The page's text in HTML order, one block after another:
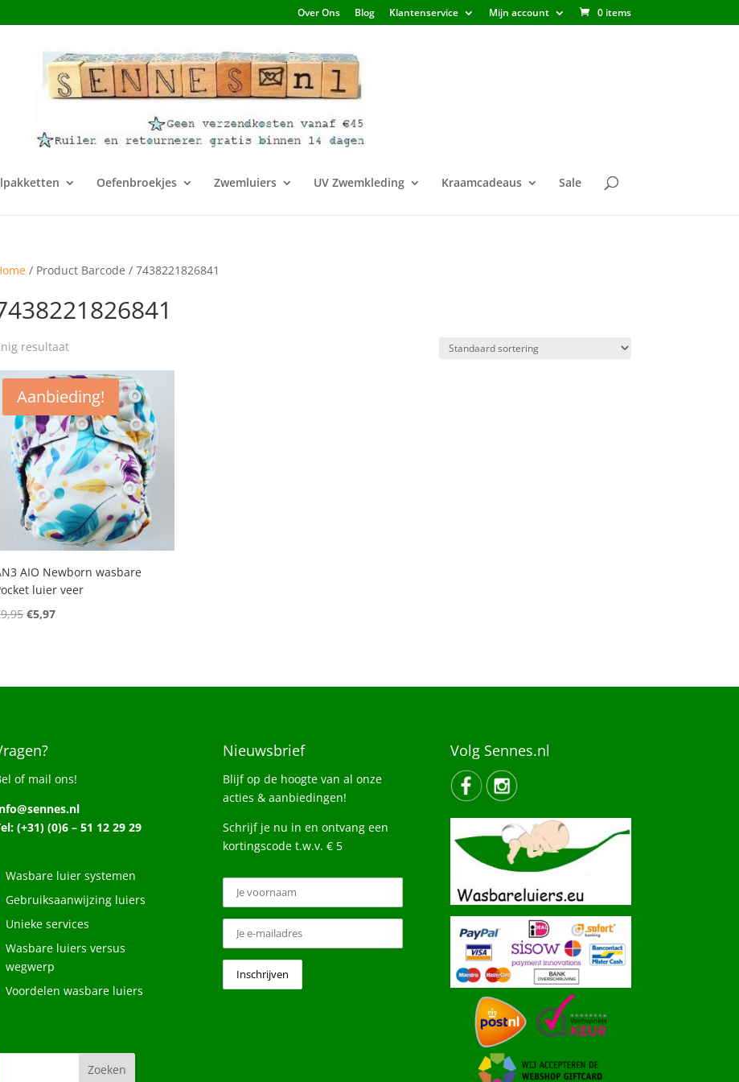
Over Ons Blog Klantenservice Mijn account 0 items
Oefenbroekjes Zwemluiers UV Zwemkleding Kraamcadeaus Sale
/ Product Barcode / 7438221826841
resultaat
Aanbieding!
AIO Newborn wasbare
luier veer
9,95 Oorspronkelijke
€5,97Huidige
of mail ons!
(+31) (0)6 – 51 12 29 29
Wasbare luier systemen
Gebruiksaanwijzing luiers
Unieke services
Wasbare luiers versus
wegwerp
Voordelen wasbare luiers
Nieuwsbrief
Blijf op de hoogte van al onze
acties & aanbiedingen!
Schrijf je nu in en ontvang een
kortingscode t.w.v. € 5
Volg Sennes.nl